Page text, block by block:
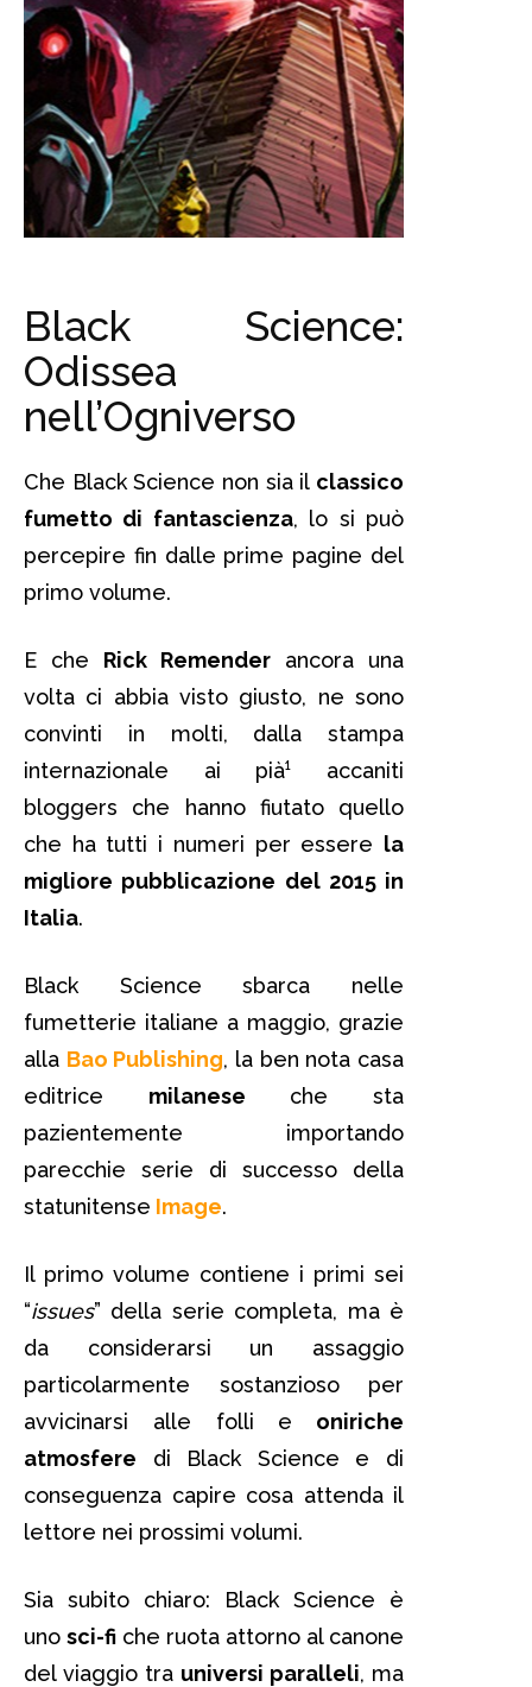
Black Science:
Odissea
nell’Ogniverso
Che Black Science non sia il classico
fumetto di fantascienza, lo si può
percepire fin dalle prime pagine del
primo volume.
E che Rick Remender ancora una
volta ci abbia visto giusto, ne sono
convinti in molti, dalla stampa
internazionale ai pià¹ accaniti
bloggers che hanno fiutato quello
che ha tutti i numeri per essere la
migliore pubblicazione del 2015 in
Italia.
Black Science sbarca nelle
fumetterie italiane a maggio, grazie
alla Bao Publishing, la ben nota casa
editrice milanese che sta
pazientemente importando
parecchie serie di successo della
statunitense Image.
Il primo volume contiene i primi sei
“issues” della serie completa, ma è
da considerarsi un assaggio
particolarmente sostanzioso per
avvicinarsi alle folli e oniriche
atmosfere di Black Science e di
conseguenza capire cosa attenda il
lettore nei prossimi volumi.
Sia subito chiaro: Black Science è
uno sci-fi che ruota attorno al canone
del viaggio tra universi paralleli, ma